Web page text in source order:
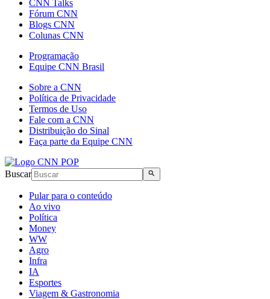
CNN Talks
Fórum CNN
Blogs CNN
Colunas CNN
Programação
Equipe CNN Brasil
Sobre a CNN
Política de Privacidade
Termos de Uso
Fale com a CNN
Distribuição do Sinal
Faça parte da Equipe CNN
Buscar
Pular para o conteúdo
Ao vivo
Política
Money
WW
Agro
Infra
IA
Esportes
Viagem & Gastronomia